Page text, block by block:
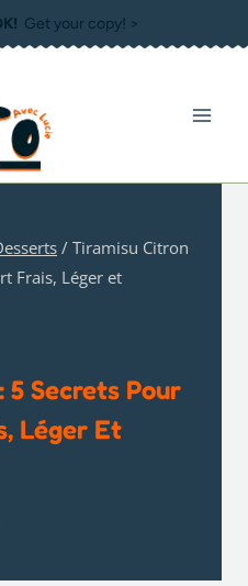
Get your copy! >
/ Tiramisu Citron
Frais, Léger et
Secrets Pour
Léger Et